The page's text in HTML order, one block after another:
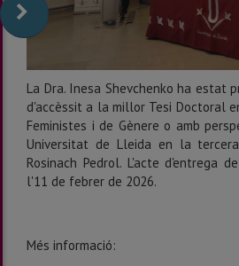
La Dra. Inesa Shevchenko ha estat
d'accèssit a la millor Tesi Doctoral
Feministes i de Gènere o amb
Universitat de Lleida en la
Rosinach Pedrol. L'acte d'entrega
l'11 de febrer de 2026.
Més informació: